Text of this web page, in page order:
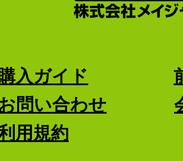
入ガイド
問い合わせ
用規約